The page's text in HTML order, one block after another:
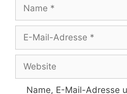
Mail-
Adresse
Name, E-Mail-Adresse